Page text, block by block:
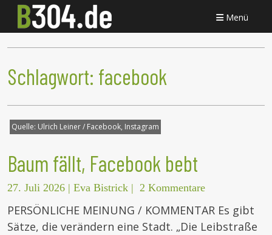
Menü
Schlagwort: facebook
Quelle: Ulrich Leiner / Facebook, Instagram
Baum fällt, Facebook bebt
27. Juli 2026 | Eva Bistrick | 2 Kommentare
PERSÖNLICHE MEINUNG / KOMMENTAR Es gibt
Sätze, die verändern eine Stadt. „Die Leibstraße